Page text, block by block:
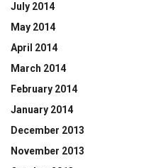
July 2014
May 2014
April 2014
March 2014
February 2014
January 2014
December 2013
November 2013